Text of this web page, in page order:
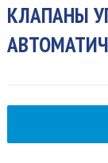
КЛАПАНЫ